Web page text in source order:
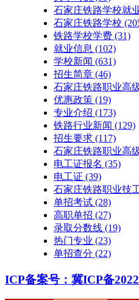
石家庄铁路学校就
石家庄铁路学校
铁路学校学费 (31)
就业信息 (102)
学校新闻 (631)
招生简章 (46)
石家庄铁路职业高
优惠政策 (19)
专业介绍 (173)
铁路行业新闻 (129)
招生要求 (117)
石家庄铁路职业高
电工证报名 (35)
电工证 (39)
石家庄铁路职业技
单招考试 (28)
高职单招 (27)
录取分数线 (19)
热门专业 (23)
单招查分 (22)
ICP备案号：冀ICP备